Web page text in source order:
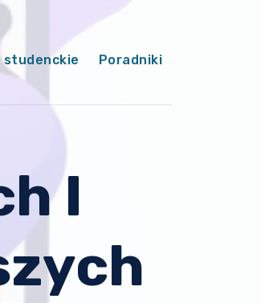
studenckie Poradniki
I